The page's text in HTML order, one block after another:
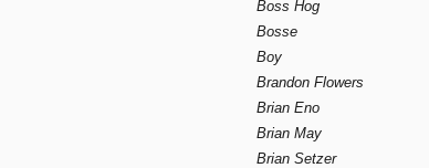
Boss Hog
Bosse
Boy
Brandon Flowers
Brian Eno
Brian May
Brian Setzer